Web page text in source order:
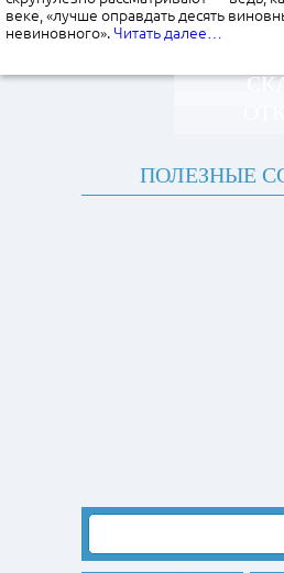
веке, «лучше оправдать десять
невиновного». Читать далее…
ПОЛЕЗНЫЕ